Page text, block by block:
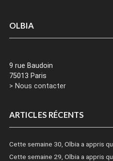
OLBIA
9 rue Baudoin
75013 Paris
> Nous contacter
ARTICLES RÉCENTS
Cette semaine 30, Olbia a appris
Cette semaine 29, Olbia a appris